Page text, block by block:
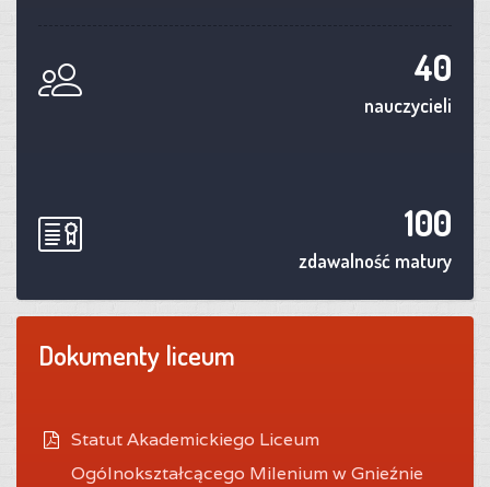
40
nauczycieli
100
zdawalność matury
Dokumenty liceum
Statut Akademickiego Liceum
Ogólnokształcącego Milenium w Gnieźnie